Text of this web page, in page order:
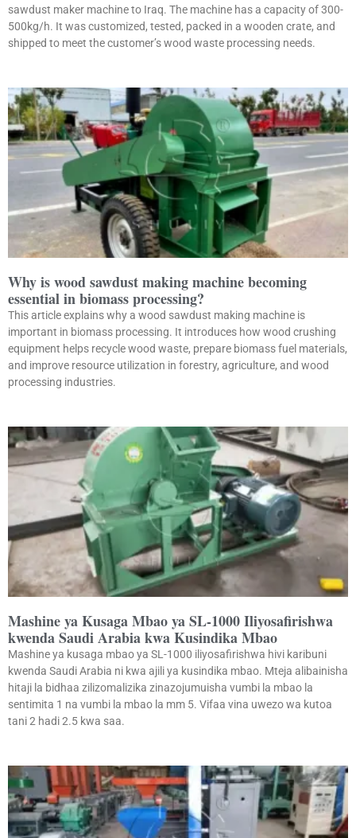
sawdust maker machine to Iraq. The machine has a capacity of 300-
500kg/h. It was customized, tested, packed in a wooden crate, and
shipped to meet the customer’s wood waste processing needs.
Why is wood sawdust making machine becoming
essential in biomass processing?
This article explains why a wood sawdust making machine is
important in biomass processing. It introduces how wood crushing
equipment helps recycle wood waste, prepare biomass fuel materials,
and improve resource utilization in forestry, agriculture, and wood
processing industries.
Mashine ya Kusaga Mbao ya SL-1000 Iliyosafirishwa
kwenda Saudi Arabia kwa Kusindika Mbao
Mashine ya kusaga mbao ya SL-1000 iliyosafirishwa hivi karibuni
kwenda Saudi Arabia ni kwa ajili ya kusindika mbao. Mteja alibainisha
hitaji la bidhaa zilizomalizika zinazojumuisha vumbi la mbao la
sentimita 1 na vumbi la mbao la mm 5. Vifaa vina uwezo wa kutoa
tani 2 hadi 2.5 kwa saa.